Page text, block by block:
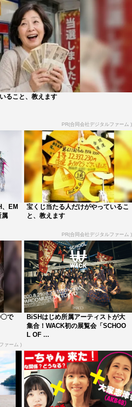
ワーレコード渋谷店外壁のツイン
ャック。お店の外から中まで、
。
らはWACK所属グループのオリジ
WACK SHOP 2020-2021」を開
レコード名古屋近鉄パッセ店から
アップ・ショップは、2019年に
も2度開催し、今回で通算4回目の
ップや販売店舗の規模を過去最大
で毎月新しいラインナップを全店
オリジナルグッズの中には、イラ
描き下ろした貴重な作品を使用し
場。WACK所属グループはじめ
装やオフィシャル写真を手がける
フォトグラフを使用したフォトT
取り扱いとなるグッズもあるとの
ページで随時発表していく予定
ること、教えます
PR(合同会社デジタルファーム )
、EM
属
宝くじ当たる人だけがやっているこ
と、教えます
PR(合同会社デジタルファーム )
で
ァーム )
BiSHはじめ所属アーティストが大
集合！WACK初の展覧会「SCHOO
L OF ...